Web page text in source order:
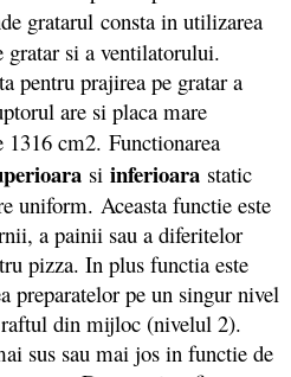
gratarul consta in utilizarea
gratar si a ventilatorului.
pentru prajirea pe gratar a
are si placa mare
1316 cm2. Functionarea
si inferioara static
uniform. Aceasta functie este
a painii sau a diferitelor
pizza. In plus functia este
preparatelor pe un singur nivel
din mijloc (nivelul 2).
sus sau mai jos in functie de